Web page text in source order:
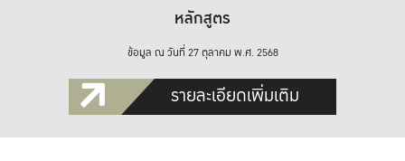
หลักสูตร
ข้อมูล ณ วันที่ 27 ตุลาคม พ.ศ. 2568
รายละเอียดเพิ่มเติม